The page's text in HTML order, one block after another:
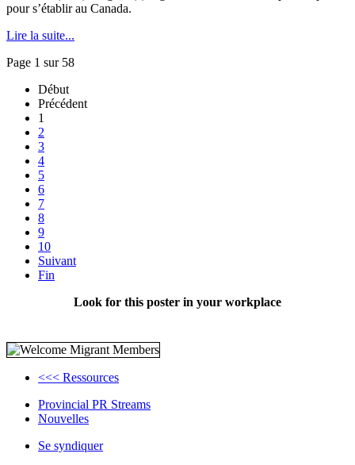
pour s’établir au Canada.
Lire la suite...
Page 1 sur 58
Début
Précédent
1
2
3
4
5
6
7
8
9
10
Suivant
Fin
Look for this poster in your workplace
<<< Ressources
Provincial PR Streams
Nouvelles
Se syndiquer